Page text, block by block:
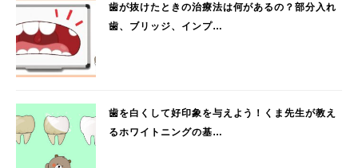
歯が抜けたときの治療法は何があるの？部分入れ
歯、ブリッジ、インプ…
歯を白くして好印象を与えよう！くま先生が教え
るホワイトニングの基…